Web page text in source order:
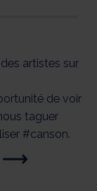
artistes sur
de voir
taguer
#canson.